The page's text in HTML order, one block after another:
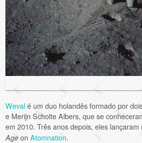
Wevalé um duo holandês formado por
e Merijn Scholte Albers, que se
em 2010. Três anos depois, eles
AgeonAtomnation.